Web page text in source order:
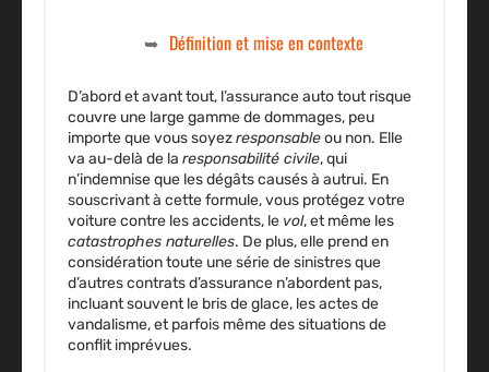
Définition et mise en contexte
D’abord et avant tout, l’assurance auto tout risque
couvre une large gamme dedommages, peu
importe que vous soyezresponsableou non. Elle
va au-delà de la responsabilité civile, qui
n’indemnise que les dégâts causés à autrui. En
souscrivant à cette formule, vous protégez votre
voiture contre lesaccidents, le vol, et même les
catastrophes naturelles. De plus, elle prend en
considération toute une série de sinistres que
d’autres contrats d’assurance n’abordent pas,
incluant souvent le bris de glace, les actes de
vandalisme, et parfois même des situations de
conflit imprévues.